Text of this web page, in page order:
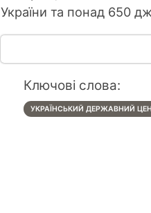
України та понад 650
Ключові слова:
УКРАЇНСЬКИЙ ДЕРЖАВНИЙ